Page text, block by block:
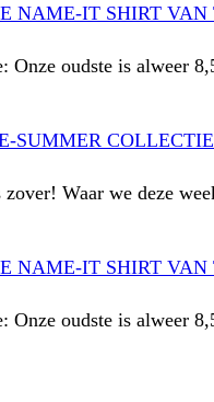
NAME-IT SHIRT VAN
Onze oudste is alweer
SUMMER
zover! Waar we deze
NAME-IT SHIRT VAN
Onze oudste is alweer